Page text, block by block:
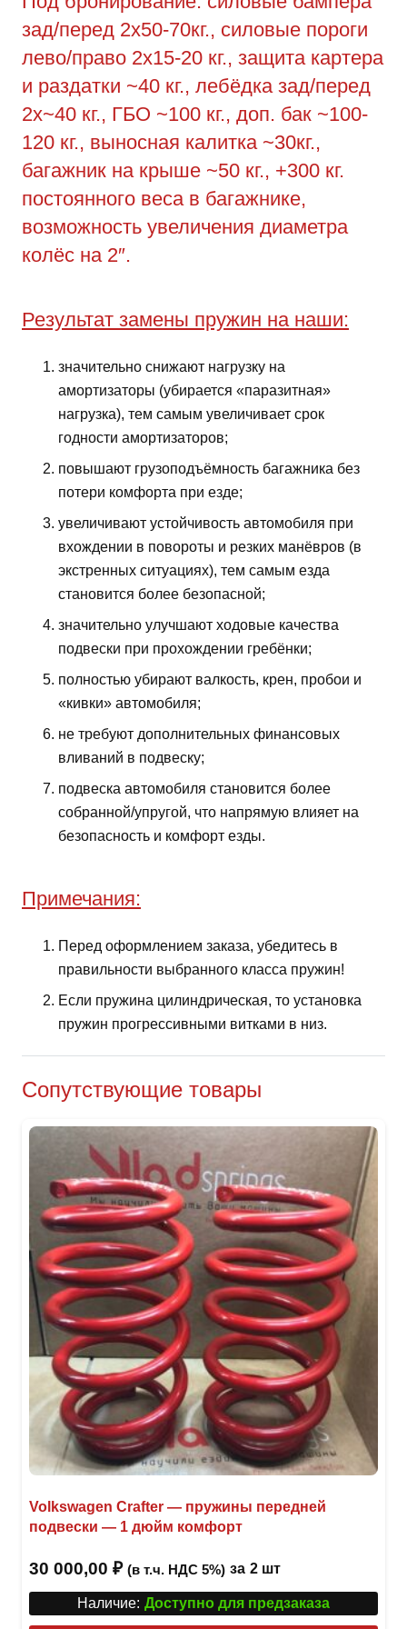
зад/перед 2х50-70кг., силовые пороги
лево/право 2х15-20 кг., защита картера
и раздатки ~40 кг., лебёдка зад/перед
2х~40 кг., ГБО ~100 кг., доп. бак ~100-
120 кг., выносная калитка ~30кг.,
багажник на крыше ~50 кг., +300 кг.
постоянного веса в багажнике,
возможность увеличения диаметра
колёс на 2″.
Результат замены пружин на наши:
значительно снижают нагрузку на
амортизаторы (убирается «паразитная»
нагрузка), тем самым увеличивает срок
годности амортизаторов;
повышают грузоподъёмность багажника без
потери комфорта при езде;
увеличивают устойчивость автомобиля при
вхождении в повороты и резких манёвров (в
экстренных ситуациях), тем самым езда
становится более безопасной;
значительно улучшают ходовые качества
подвески при прохождении гребёнки;
полностью убирают валкость, крен, пробои и
«кивки» автомобиля;
не требуют дополнительных финансовых
вливаний в подвеску;
подвеска автомобиля становится более
собранной/упругой, что напрямую влияет на
безопасность и комфорт езды.
Примечания:
Перед оформлением заказа, убедитесь в
правильности выбранного класса пружин!
Если пружина цилиндрическая, то установка
пружин прогрессивными витками в низ.
Сопутствующие товары
Volkswagen Crafter — пружины передней
подвески — 1 дюйм комфорт
30 000,00 ₽ (в т.ч. НДС 5%) за 2 шт
Наличие: Доступно для предзаказа